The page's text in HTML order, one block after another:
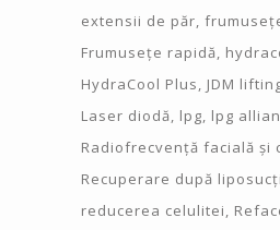
extensii de păr
Frumusețe rapidă
HydraCool Plus
JDM
Laser diodă
lpg lpg
Radiofrecvență facială și
Recuperare după
reducerea celulitei